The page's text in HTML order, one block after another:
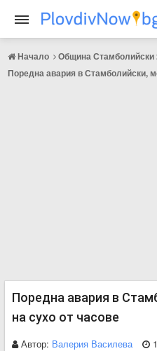
Начало
Община Стамболийски
Поредна авария в Стамболийски,
Поредна авария в
на сухо от часове
Автор: Валерия Василева